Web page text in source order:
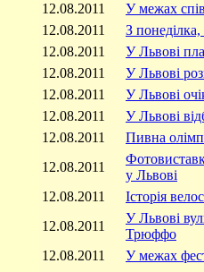
12.08.2011
У межах
12.08.2011
З
12.08.2011
У Львові
12.08.2011
У Львові
12.08.2011
У Львові
12.08.2011
У Львові
12.08.2011
Пивна
12.08.2011
у Львові
12.08.2011
Історія
12.08.2011
У Львові
Трюффо
12.08.2011
У межах